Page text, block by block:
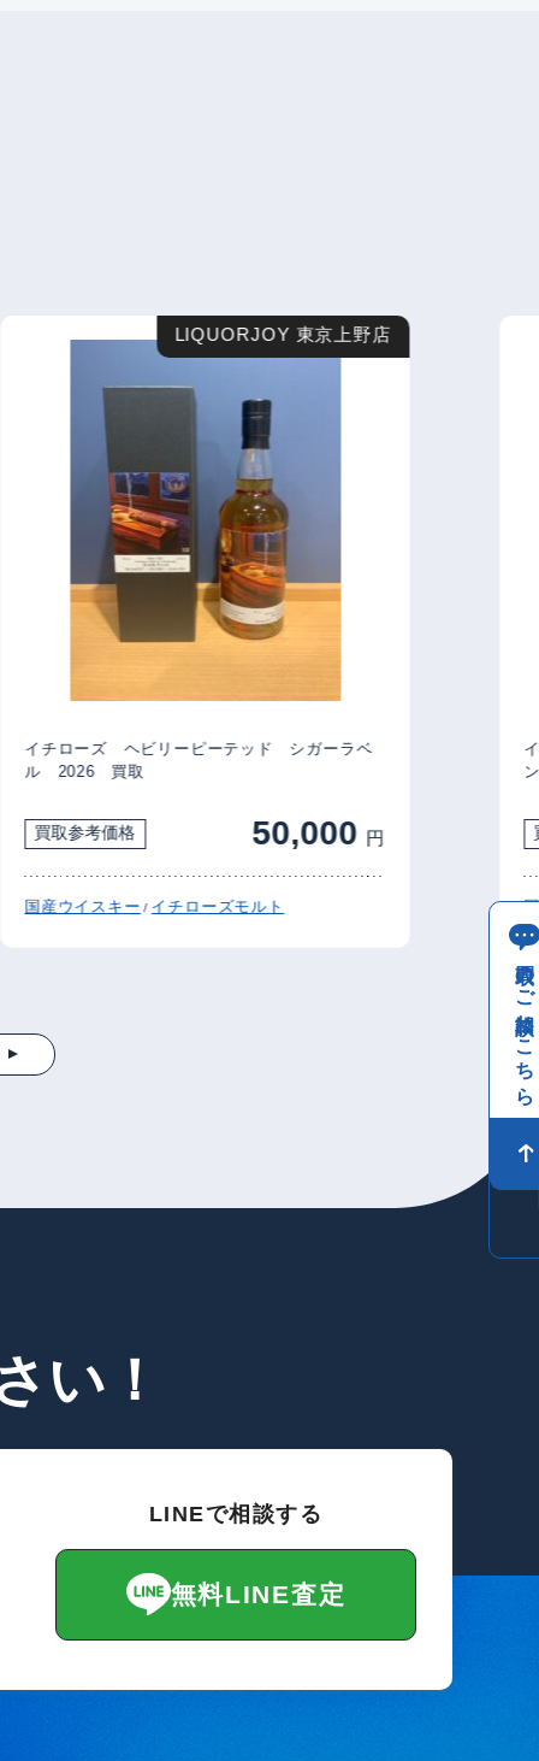
LIQUORJOY 東京上野店
イチローズ ヘビリーピーテッド シガーラベ
ル 2026 買取
買取参考価格 50,000 円
国産ウイスキー/イチローズモルト
イ
ン
国
い！
LINEで相談する
無料LINE査定
買取のご相談はこちら